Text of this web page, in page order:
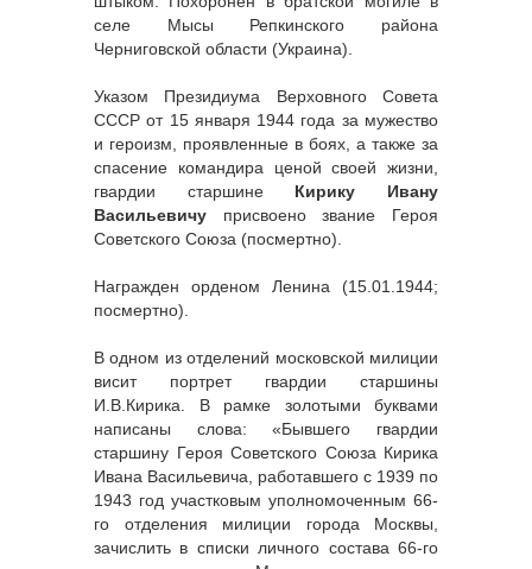
селе Мысы Репкинского района
Черниговской области (Украина).
Указом Президиума Верховного Совета
СССР от 15 января 1944 года за мужество
и героизм, проявленные в боях, а также за
спасение командира ценой своей жизни,
гвардии старшине Кирику Ивану
Васильевичу присвоено звание Героя
Советского Союза (посмертно).
Награжден орденом Ленина (15.01.1944;
посмертно).
В одном из отделений московской милиции
висит портрет гвардии старшины
И.В.Кирика. В рамке золотыми буквами
написаны слова: «Бывшего гвардии
старшину Героя Советского Союза Кирика
Ивана Васильевича, работавшего с 1939 по
1943 год участковым уполномоченным 66-
го отделения милиции города Москвы,
зачислить в списки личного состава 66-го